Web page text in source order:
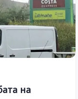
на